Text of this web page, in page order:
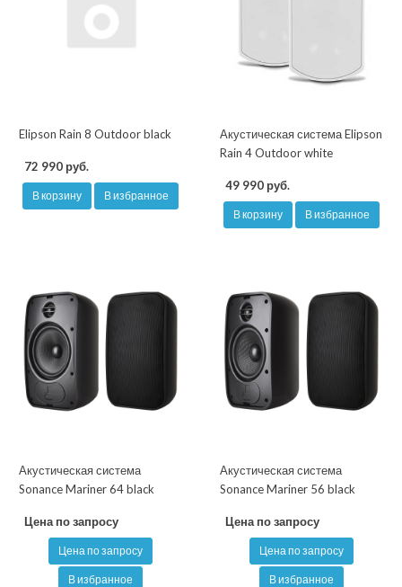
Elipson Rain 8 Outdoor black
72 990 руб.
В корзину В избранное
Акустическая система Elipson
Rain 4 Outdoor white
49 990 руб.
В корзину В избранное
Акустическая система
Sonance Mariner 64 black
Цена по запросу
Цена по запросу
В избранное
Акустическая система
Sonance Mariner 56 black
Цена по запросу
Цена по запросу
В избранное